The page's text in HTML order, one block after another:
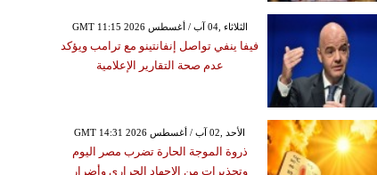
GMT 11:15 2026 الثلاثاء ,04 آب / أغسطس
فيفا ينفي تواصل إنفانتينو مع ترامب ويؤكد
عدم صحة التقارير الإعلامية
GMT 14:31 2026 الأحد ,02 آب / أغسطس
ذروة الموجة الحارة تضرب مصر اليوم
وتحذيرات من الإجهاد الحراري وأضرار